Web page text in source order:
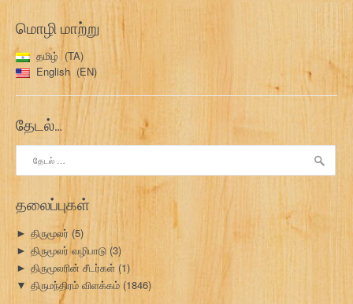
மொழி மாற்று
தமிழ்
TA
English
EN
தேடல்…
தேடு:
தலைப்புகள்
► திருமூலர் (5)
► திருமூலர் வழிபாடு (3)
► திருமூலரின் சீடர்கள் (1)
▼ திருமந்திரம் விளக்கம் (1846)